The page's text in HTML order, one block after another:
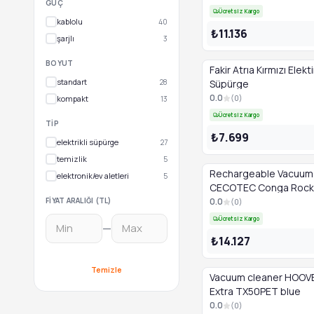
GÜÇ
kablolu 40
şarjlı 3
BOYUT
standart 28
kompakt 13
TIP
elektrikli süpürge 27
temizlik 5
elektronik/ev aletleri 5
FIYAT ARALIĞI (TL)
—
Temizle
Ücretsiz Kargo
₺11.136
Fakir Atrıa Kırmızı
Süpürge
0.0 (0)
Ücretsiz Kargo
₺7.699
Rechargeable
CECOTEC Conga
Wet & Dry Liberty
black
0.0 (0)
Ücretsiz Kargo
₺14.127
Vacuum cleaner
Extra TX50PET blue
0.0 (0)